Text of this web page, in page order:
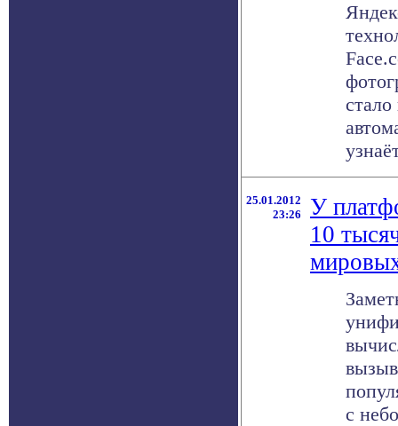
25.01.2012
23:26
У
10
с